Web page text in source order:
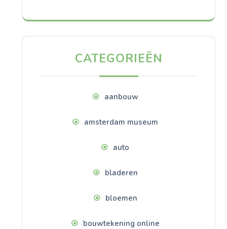
CATEGORIEËN
aanbouw
amsterdam museum
auto
bladeren
bloemen
bouwtekening online